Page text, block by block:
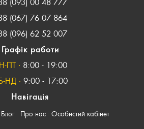
(067) 76 07 864
(096) 62 52 007
Графік работи
ПТ ∙ 8:00 - 19:00
НД ∙ 9:00 - 17:00
Навігація
Блог Про нас
Особистий кабінет